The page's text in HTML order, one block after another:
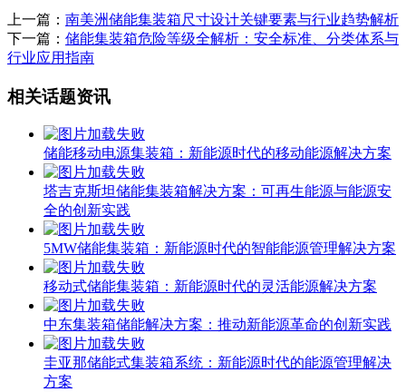
上一篇： 南美洲储能集装箱尺寸设计关键要素与行业趋势解析
下一篇： 储能集装箱危险等级全解析：安全标准、分类体系与
行业应用指南
相关话题资讯
储能移动电源集装箱：新能源时代的移动能源解决方案
塔吉克斯坦储能集装箱解决方案：可再生能源与能源安
全的创新实践
5MW储能集装箱：新能源时代的智能能源管理解决方案
移动式储能集装箱：新能源时代的灵活能源解决方案
中东集装箱储能解决方案：推动新能源革命的创新实践
圭亚那储能式集装箱系统：新能源时代的能源管理解决
方案